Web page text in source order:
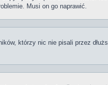
Musi on go naprawić.
którzy nic nie pisali przez